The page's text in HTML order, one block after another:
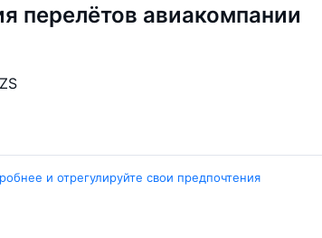
перелётов авиакомпании
и отрегулируйте свои предпочтения